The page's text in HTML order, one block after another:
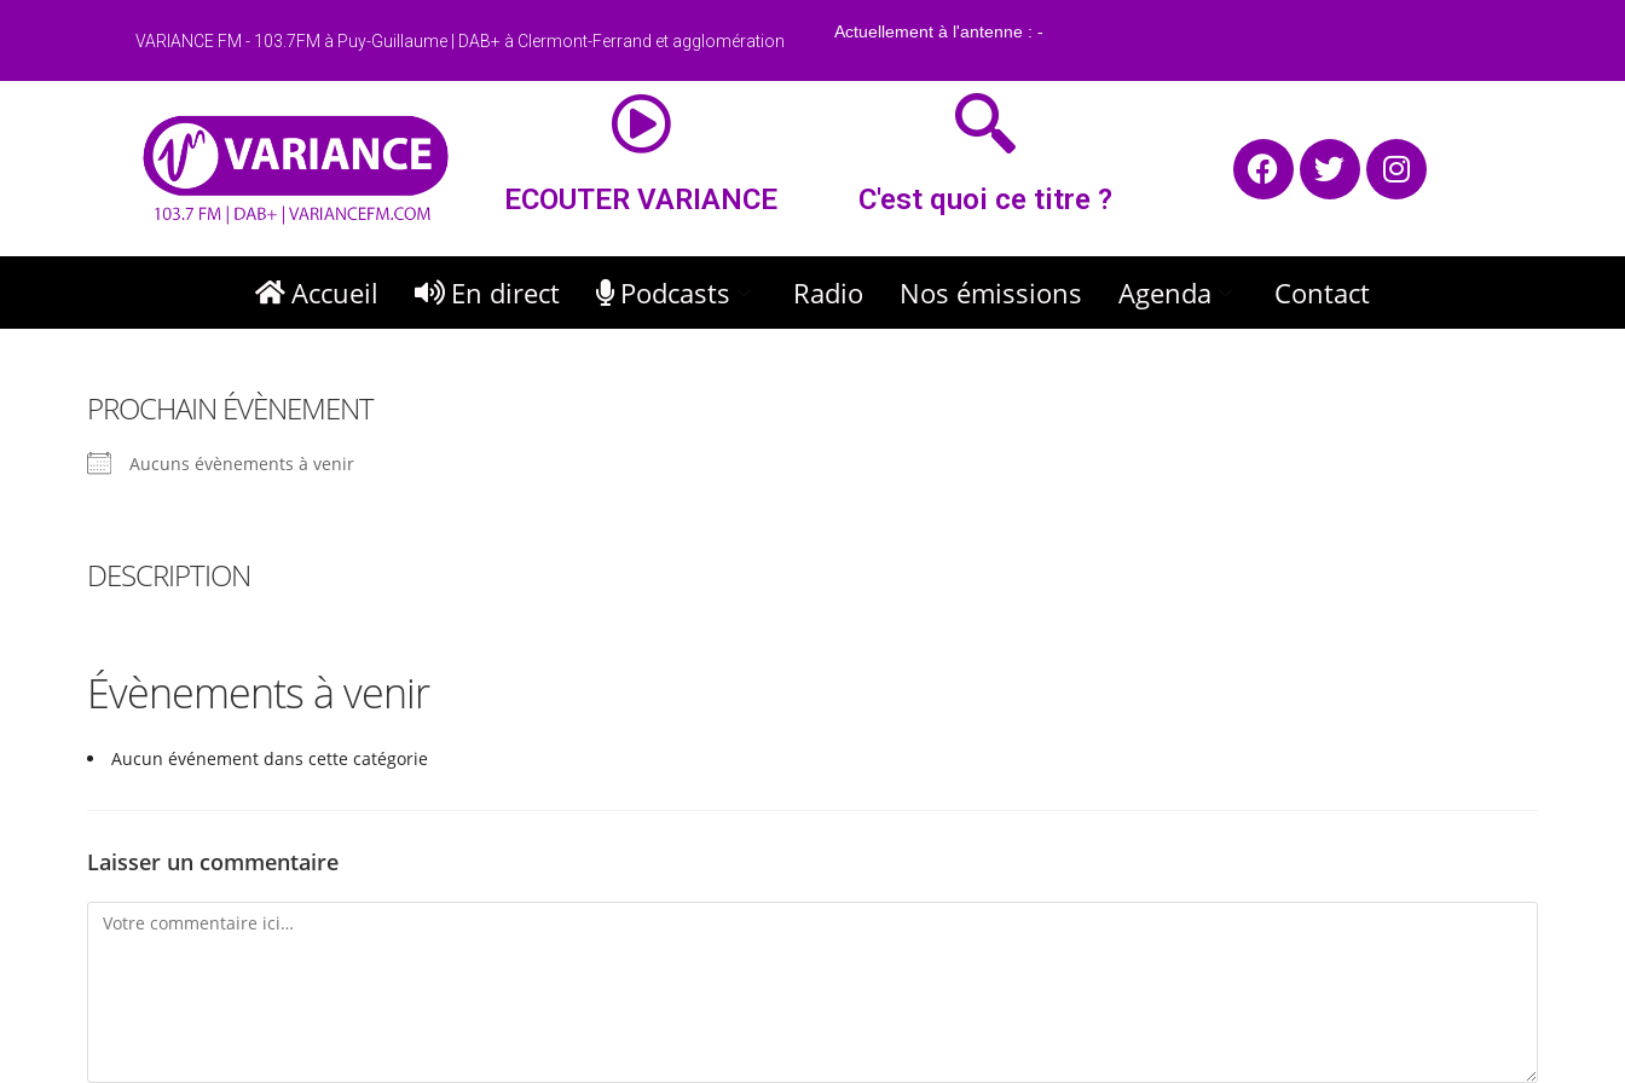
VARIANCE FM - 103.7FM à Puy-Guillaume | DAB+ à Clermont-Ferrand et agglomération
ECOUTER VARIANCE C'est quoi ce titre ?
Accueil En direct Podcasts Radio Nos émissions Agenda Contact
PROCHAIN ÉVÈNEMENT
Aucuns évènements à venir
DESCRIPTION
Évènements à venir
Aucun événement dans cette catégorie
Laisser un commentaire